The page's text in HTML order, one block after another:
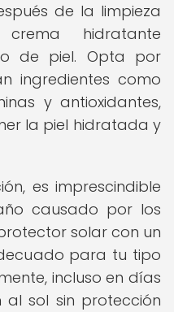
de la limpieza
hidratante
de piel. Opta por
ingredientes como
y antioxidantes,
la piel hidratada y
es imprescindible
causado por los
solar con un
para tu tipo
incluso en días
al sol sin protección